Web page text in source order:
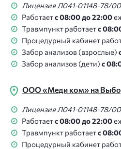
Лицензия Л041-01148-78/
Работаетс 08:00 до 22:00
Травмпункт работаетс
Процедурный кабинет
Забор анализов (взрослые)
Забор анализов (дети) с
ООО «Меди ком» на
Лицензия Л041-01148-78/
Работаетс 08:00 до 22:00
Травмпункт работаетс
Процедурный кабинет